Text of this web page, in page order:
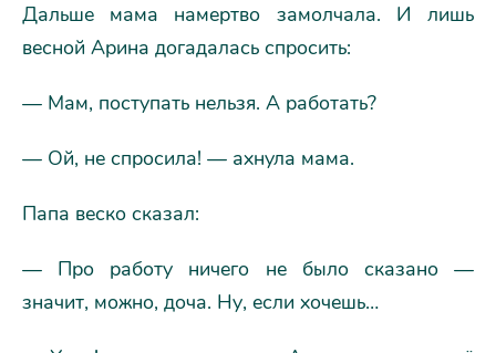
Дальше мама намертво замолчала. И лишь
весной Арина догадалась спросить:
— Мам, поступать нельзя. А работать?
— Ой, не спросила! — ахнула мама.
Папа веско сказал:
— Про работу ничего не было сказано —
значит, можно, доча. Ну, если хочешь…